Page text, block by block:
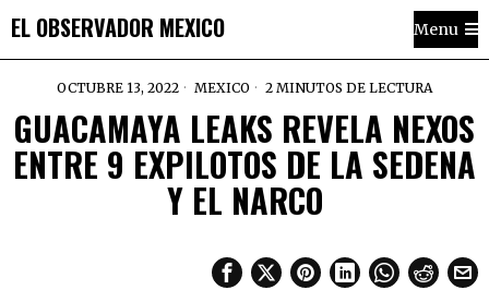
EL OBSERVADOR MEXICO Menu
OCTUBRE 13, 2022 MEXICO 2 MINUTOS DE LECTURA
GUACAMAYA LEAKS REVELA NEXOS
ENTRE 9 EXPILOTOS DE LA SEDENA
Y EL NARCO